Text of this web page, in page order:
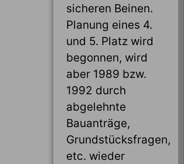
sicheren Beinen.
Planung eines 4.
und 5. Platz wird
begonnen, wird
aber 1989 bzw.
1992 durch
abgelehnte
Bauanträge,
Grundstücksfragen,
etc. wieder